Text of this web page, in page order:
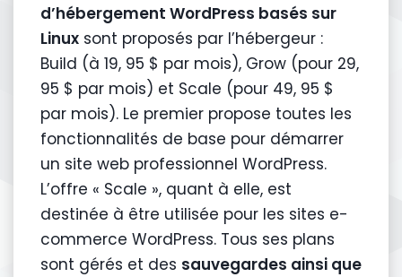
d’hébergement WordPress basés sur
Linux sont proposés par l’hébergeur :
Build (à 19, 95 $ par mois), Grow (pour 29,
95 $ par mois) et Scale (pour 49, 95 $
par mois). Le premier propose toutes les
fonctionnalités de base pour démarrer
un site web professionnel WordPress.
L’offre « Scale », quant à elle, est
destinée à être utilisée pour les sites e-
commerce WordPress. Tous ses plans
sont gérés et des sauvegardes ainsi que